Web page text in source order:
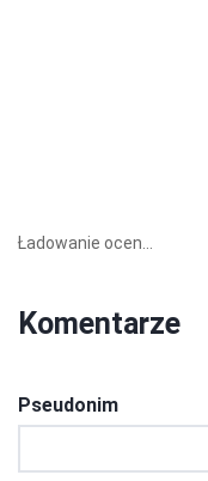
Ładowanie ocen...
Komentarze
Pseudonim